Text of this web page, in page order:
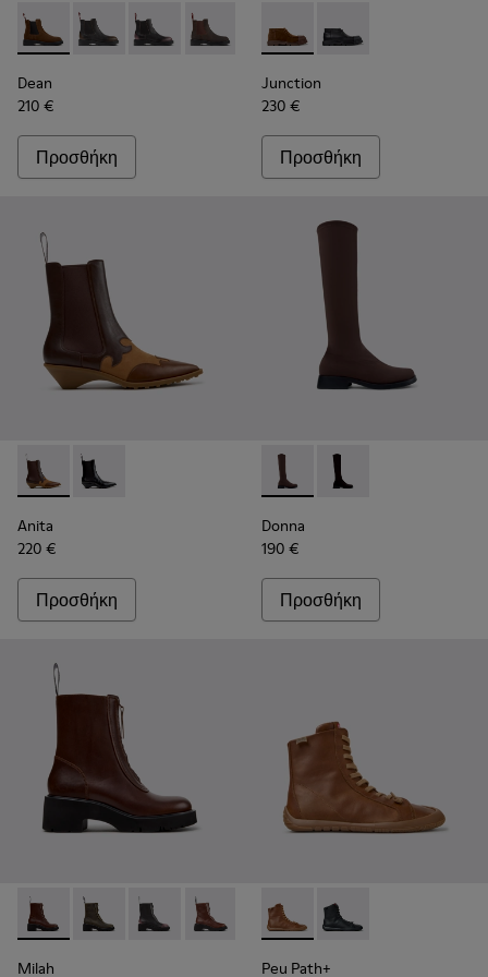
Dean - K400761-010 - Καφέ σουέτ μποτάκια Για γυναίκες.
Dean - K400761-009
Dean - K400761-007
Dean - K400761-006 - Καφέ νουμπούκ
Dean - K400761-001
Dean
210 €
Προσθήκη
Junction - K400729-005 -
Junction - K400729-
Junction
230 €
Προσθήκη
Anita - K400840-002 - Καφέ μποτάκια από δέρμα και
Anita - K400840-001
Anita
220 €
Προσθήκη
Donna - K400703-004 -
Donna - K400703-
Donna
190 €
Προσθήκη
Milah - K400776-010 - Καφέ δερμάτινα μποτάκια Για
Milah - K400776-011
Milah - K400776-008
Milah - K400776-007 - Καφέ
Milah - K400776-002
Milah - K400776-001
Milah
Peu Path+ - K400861-003 -
Peu Path+ -
Peu Path+